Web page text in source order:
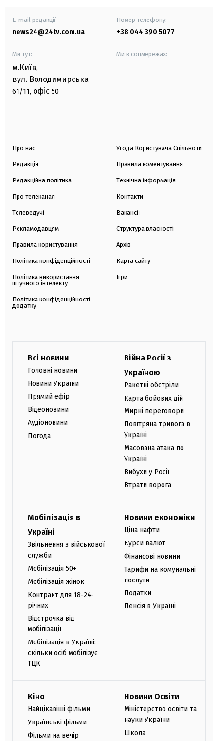
E-mail редакції
news24@24tv.com.ua
Номер телефону:
+38 044 390 5077
Ми тут:
м.Київ,
вул. Володимирська
61/11, офіс 50
Ми в соцмережах:
Про нас
Редакція
Редакційна політика
Про телеканал
Телеведучі
Рекламодавцям
Правила користування
Політика конфіденційності
Політика використання
штучного інтелекту
Політика конфіденційності
додатку
Угода Користувача Спільноти
Правила коментування
Технічна інформація
Контакти
Вакансії
Структура власності
Архів
Карта сайту
Ігри
Всі новини
Головні новини
Новини України
Прямий ефір
Відеоновини
Аудіоновини
Погода
Війна Росії з
Україною
Ракетні обстріли
Карта бойових дій
Мирні переговори
Повітряна тривога в
Україні
Масована атака по
Україні
Вибухи у Росії
Втрати ворога
Мобілізація в
Україні
Звільнення з військової
служби
Мобілізація 50+
Мобілізація жінок
Контракт для 18-24-
річних
Відстрочка від
мобілізації
Мобілізація в Україні:
скільки осіб мобілізує
ТЦК
Новини економіки
Ціна нафти
Курси валют
Фінансові новини
Тарифи на комунальні
послуги
Податки
Пенсія в Україні
Кіно
Найцікавіші фільми
Українські фільми
Фільми на вечір
Новини Освіти
Міністерство освіти та
науки України
Школа